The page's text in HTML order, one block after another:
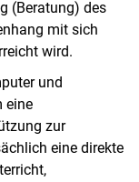
(Beratung) des
mit sich
wird.
und
eine
zur
eine direkte